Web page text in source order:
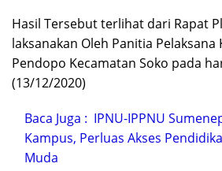
Hasil Tersebut terlihat dari Rapat
laksanakan Oleh Panitia Pelaksana
Pendopo Kecamatan Soko pada
(13/12/2020)
Baca Juga : IPNU-IPPNU
Kampus, Perluas Akses
Muda